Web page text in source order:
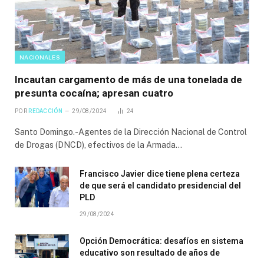
NACIONALES
Incautan cargamento de más de una tonelada de
presunta cocaína; apresan cuatro
POR REDACCIÓN 29/08/2024 24
Santo Domingo.-Agentes de la Dirección Nacional de Control
de Drogas (DNCD), efectivos de la Armada…
Francisco Javier dice tiene plena certeza
de que será el candidato presidencial del
PLD
29/08/2024
Opción Democrática: desafíos en sistema
educativo son resultado de años de